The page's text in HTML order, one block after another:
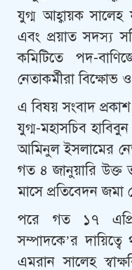
যুগ্ম আহ্বায়ক
এবং প্রয়াত সদস্য
কমিটিতে পদ-
নেতাকর্মীরা বিক্ষোভ
এ বিষয় সংবাদ প্রকাশ
যুগ্ম-মহাসচিব
আমিনুল ইসলামের
গত ৪ জানুয়ারি উক্ত
মাসে প্রতিবেদন জমা
পরে গত ১৭
সম্পাদকে’র
এমরান সালেহ